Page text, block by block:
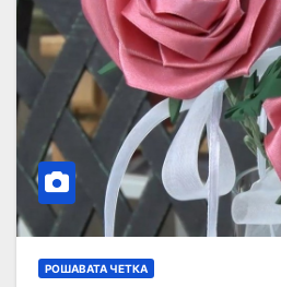
РОШАВАТА ЧЕТКА